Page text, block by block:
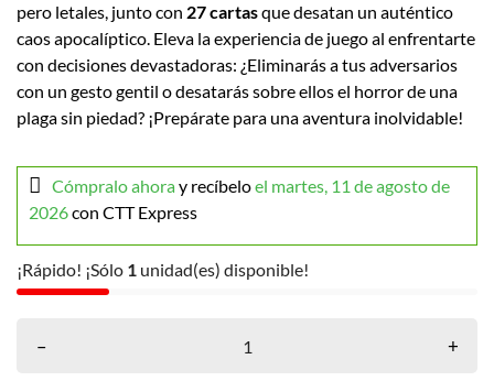
pero letales, junto con 27 cartasque desatan un auténtico
caos apocalíptico. Eleva la experiencia de juego al enfrentarte
con decisiones devastadoras: ¿Eliminarás a tus adversarios
con un gesto gentil o desatarás sobre ellos el horror de una
plaga sin piedad? ¡Prepárate para una aventura inolvidable!
Cómpralo ahoray recíbeloel martes, 11 de agosto de
2026con CTT Express
¡Rápido! ¡Sólo 1 unidad(es) disponible!
– +